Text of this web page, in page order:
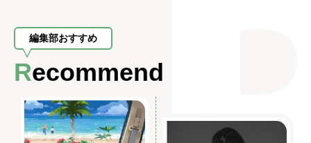
編集部おすすめ
Recommend